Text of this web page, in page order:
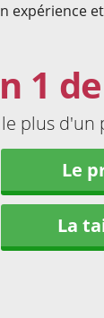
expérience
1
plus d'un
Le
La